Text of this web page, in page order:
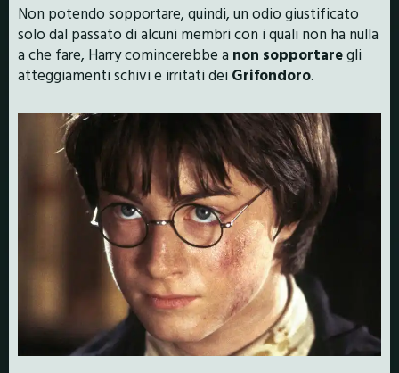
Non potendo sopportare, quindi, un odio giustificato
solo dal passato di alcuni membri con i quali non ha nulla
a che fare, Harry comincerebbe a non sopportaregli
atteggiamenti schivi e irritati dei Grifondoro.